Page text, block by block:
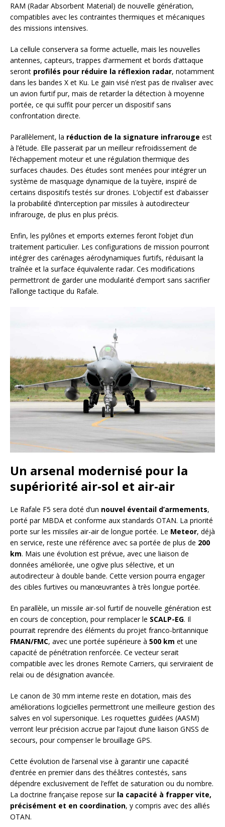
RAM (Radar Absorbent Material) de nouvelle génération,
compatibles avec les contraintes thermiques et mécaniques
des missions intensives.
La cellule conservera sa forme actuelle, mais les nouvelles
antennes, capteurs, trappes d’armement et bords d’attaque
seront profilés pour réduire la réflexion radar, notamment
dans les bandes X et Ku. Le gain visé n’est pas de rivaliser avec
un avion furtif pur, mais de retarder la détection à moyenne
portée, ce qui suffit pour percer un dispositif sans
confrontation directe.
Parallèlement, la réduction de la signature infrarouge est
à l’étude. Elle passerait par un meilleur refroidissement de
l’échappement moteur et une régulation thermique des
surfaces chaudes. Des études sont menées pour intégrer un
système de masquage dynamique de la tuyère, inspiré de
certains dispositifs testés sur drones. L’objectif est d’abaisser
la probabilité d’interception par missiles à autodirecteur
infrarouge, de plus en plus précis.
Enfin, les pylônes et emports externes feront l’objet d’un
traitement particulier. Les configurations de mission pourront
intégrer des carénages aérodynamiques furtifs, réduisant la
traînée et la surface équivalente radar. Ces modifications
permettront de garder une modularité d’emport sans sacrifier
l’allonge tactique du Rafale.
Un arsenal modernisé pour la
supériorité air-sol et air-air
Le Rafale F5 sera doté d’un nouvel éventail d’armements,
porté par MBDA et conforme aux standards OTAN. La priorité
porte sur les missiles air-air de longue portée. Le Meteor, déjà
en service, reste une référence avec sa portée de plus de 200
km. Mais une évolution est prévue, avec une liaison de
données améliorée, une ogive plus sélective, et un
autodirecteur à double bande. Cette version pourra engager
des cibles furtives ou manœuvrantes à très longue portée.
En parallèle, un missile air-sol furtif de nouvelle génération est
en cours de conception, pour remplacer le SCALP-EG. Il
pourrait reprendre des éléments du projet franco-britannique
FMAN/FMC, avec une portée supérieure à 500 km et une
capacité de pénétration renforcée. Ce vecteur serait
compatible avec les drones Remote Carriers, qui serviraient de
relai ou de désignation avancée.
Le canon de 30 mm interne reste en dotation, mais des
améliorations logicielles permettront une meilleure gestion des
salves en vol supersonique. Les roquettes guidées (AASM)
verront leur précision accrue par l’ajout d’une liaison GNSS de
secours, pour compenser le brouillage GPS.
Cette évolution de l’arsenal vise à garantir une capacité
d’entrée en premier dans des théâtres contestés, sans
dépendre exclusivement de l’effet de saturation ou du nombre.
La doctrine française repose sur la capacité à frapper vite,
précisément et en coordination, y compris avec des alliés
OTAN.